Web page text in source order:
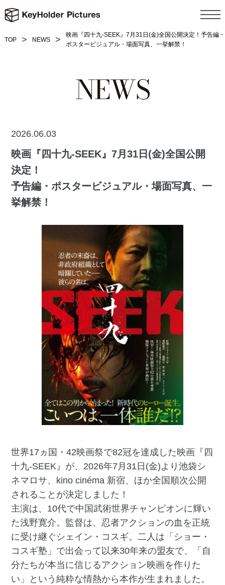
TOP NEWS
映画『四十九-SEEK』7月31日(金)全国公開決定！予告編・
ポスタービジュアル・場面写真、一挙解禁！
2026.06.03
映画『四十九-SEEK』7月31日(金)全国公開
決定！
予告編・ポスタービジュアル・場面写真、一
挙解禁！
世界17ヵ国・42映画祭で82冠を達成した映画『四
十九-SEEK』が、2026年7月31日(金)より池袋シ
ネマロサ、kino cinéma 新宿、ほか全国順次公開
されることが決定しました！
主演は、10代で中国武術世界チャンピオンに輝い
た浅野寛介。監督は、忍者アクションの血を正統
に受け継ぐシェイン・コスギ。二人は「ショー・
コスギ塾」で出会って以来30年来の盟友で、「自
分たちが本当に信じるアクション映画を作りた
い」という純粋な情熱から本作が生まれました。